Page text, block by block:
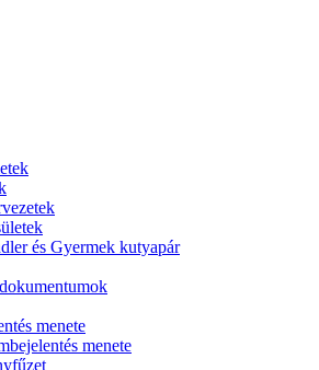
és Gyermek kutyapár
menete
menete